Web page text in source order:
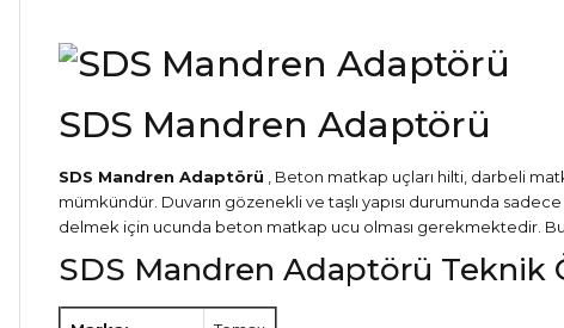
SDS Mandren Adaptörü
SDS Mandren Adaptörü , Beton matkap uçları hilti, darbeli
mümkündür. Duvarın gözenekli ve taşlı yapısı durumunda
delmek için ucunda beton matkap ucu olması gerekmektedir. Bu
SDS Mandren Adaptörü Teknik